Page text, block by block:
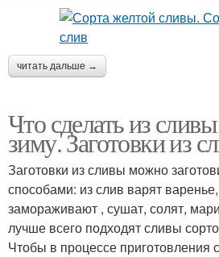
читать дальше →
Что сделать из
зиму. Заготовки из
Заготовки из сливы можно
способами: из слив варят
замораживают , сушат, солят,
лучше всего подходят сливы
Чтобы в процессе приготовления